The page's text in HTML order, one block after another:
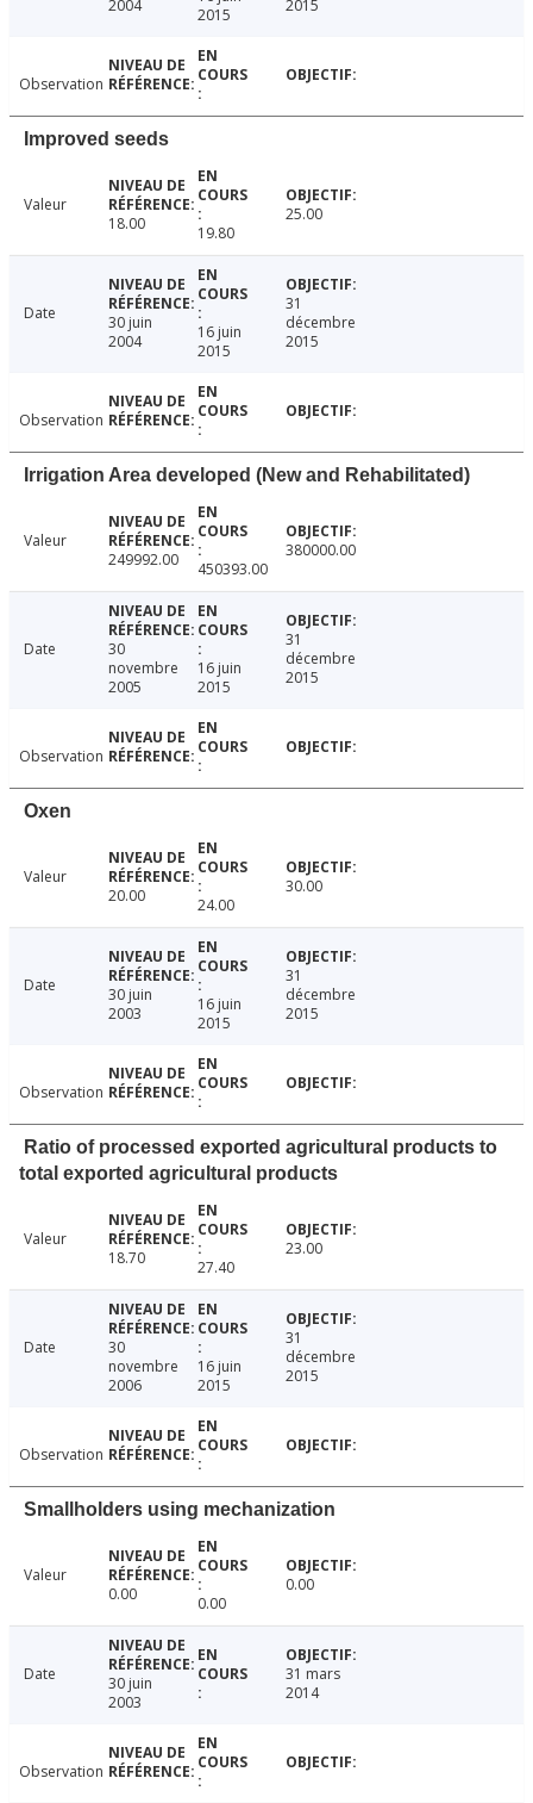
2004
2015
2015
Observation
Improved seeds
Valeur
18.00
19.80
25.00
Date
30 juin
2004
16 juin
2015
31
décembre
2015
Observation
Irrigation Area developed (New and Rehabilitated)
Valeur
249992.00
450393.00
380000.00
Date
30
novembre
2005
16 juin
2015
31
décembre
2015
Observation
Oxen
Valeur
20.00
24.00
30.00
Date
30 juin
2003
16 juin
2015
31
décembre
2015
Observation
Ratio of processed exported agricultural products to
total exported agricultural products
Valeur
18.70
27.40
23.00
Date
30
novembre
2006
16 juin
2015
31
décembre
2015
Observation
Smallholders using mechanization
Valeur
0.00
0.00
0.00
Date
30 juin
2003
31 mars
2014
Observation